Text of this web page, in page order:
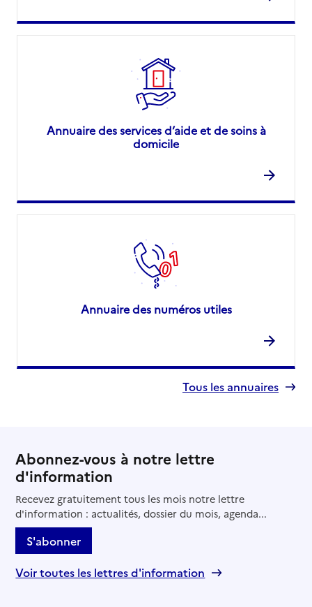
Annuaire des services d’aide et de soins à
domicile
Annuaire des numéros utiles
Tous les annuaires
Abonnez-vous à notre lettre
d'information
Recevez gratuitement tous les mois notre lettre
d'information : actualités, dossier du mois, agenda...
S'abonner
Voir toutes les lettres d'information